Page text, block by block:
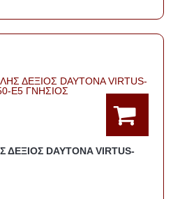
DAYTONA VIRTUS-